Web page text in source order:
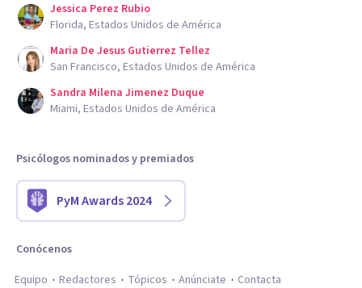
Jessica Perez Rubio
Florida, Estados Unidos de América
Maria De Jesus Gutierrez Tellez
San Francisco, Estados Unidos de América
Sandra Milena Jimenez Duque
Miami, Estados Unidos de América
Psicólogos nominados y premiados
PyM Awards 2024
Conócenos
Equipo
Redactores Tópicos Anúnciate Contacta